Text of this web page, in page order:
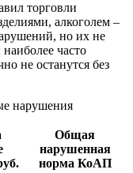
торговли
алкоголем –
но их не
часто
не останутся без
нарушения
Общая
нарушенная
норма КоАП